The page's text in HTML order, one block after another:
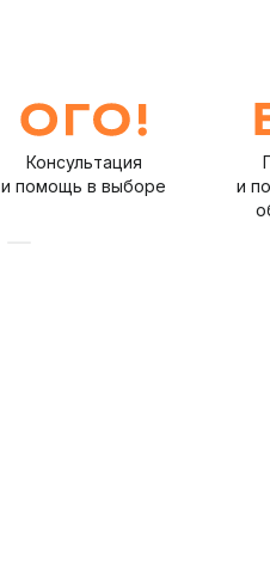
Консультация
и помощь в выборе
и